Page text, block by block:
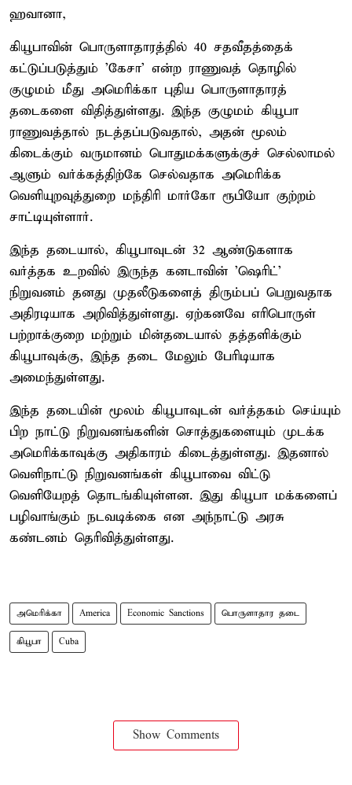
ஹவானா,
கியூபாவின் பொருளாதாரத்தில் 40 சதவீதத்தைக்
கட்டுப்படுத்தும் 'கேசா' என்ற ராணுவத் தொழில்
குழுமம் மீது அமெரிக்கா புதிய பொருளாதாரத்
தடைகளை விதித்துள்ளது. இந்த குழுமம் கியூபா
ராணுவத்தால் நடத்தப்படுவதால், அதன் மூலம்
கிடைக்கும் வருமானம் பொதுமக்களுக்குச் செல்லாமல்
ஆளும் வர்க்கத்திற்கே செல்வதாக அமெரிக்க
வெளியுறவுத்துறை மந்திரி மார்கோ ரூபியோ குற்றம்
சாட்டியுள்ளார்.
இந்த தடையால், கியூபாவுடன் 32 ஆண்டுகளாக
வர்த்தக உறவில் இருந்த கனடாவின் 'ஷெரிட்'
நிறுவனம் தனது முதலீடுகளைத் திரும்பப் பெறுவதாக
அதிரடியாக அறிவித்துள்ளது. ஏற்கனவே எரிபொருள்
பற்றாக்குறை மற்றும் மின்தடையால் தத்தளிக்கும்
கியூபாவுக்கு, இந்த தடை மேலும் பேரிடியாக
அமைந்துள்ளது.
இந்த தடையின் மூலம் கியூபாவுடன் வர்த்தகம் செய்யும்
பிற நாட்டு நிறுவனங்களின் சொத்துகளையும் முடக்க
அமெரிக்காவுக்கு அதிகாரம் கிடைத்துள்ளது. இதனால்
வெளிநாட்டு நிறுவனங்கள் கியூபாவை விட்டு
வெளியேறத் தொடங்கியுள்ளன. இது கியூபா மக்களைப்
பழிவாங்கும் நடவடிக்கை என அந்நாட்டு அரசு
கண்டனம் தெரிவித்துள்ளது.
அமெரிக்கா America Economic Sanctions பொருளாதார தடை
கியூபா Cuba
Show Comments